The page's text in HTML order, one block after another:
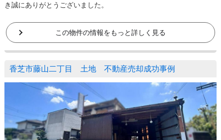
き誠にありがとうございました。
この物件の情報をもっと詳しく見る
香芝市藤山二丁目 土地 不動産売却成功事例